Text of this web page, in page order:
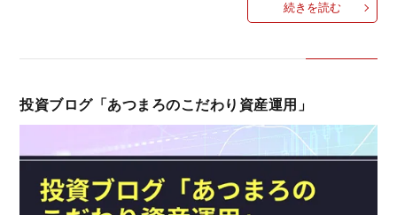
続きを読む
投資ブログ「あつまろのこだわり資産運用」